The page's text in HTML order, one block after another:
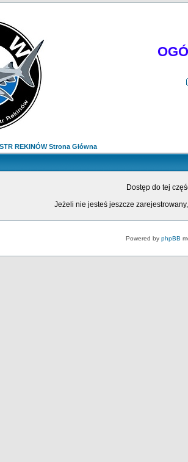
REKINÓW Strona Główna
Dostęp do tej
Jeżeli nie jesteś jeszcze
Powered by phpBB